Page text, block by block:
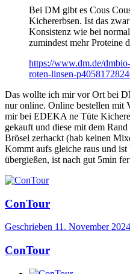
Bei DM gibt es Cous
Kichererbsen. Ist das
Konsistenz wie bei
zumindest mehr Proteine
https://www.dm.de/
roten-linsen-
Das wollte ich mir vor Ort bei
nur online. Online bestellen mit
mir bei EDEKA ne Tüte
gekauft und diese mit dem
Brösel zerhackt (hab keinen
Kommt aufs gleiche raus und
übergießen, ist nach gut 5min
ConTour
Geschrieben 11. November 2024
ConTour